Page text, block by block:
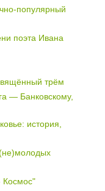
популярный
поэта Ивана
трём
— Банковскому,
история,
Космос"